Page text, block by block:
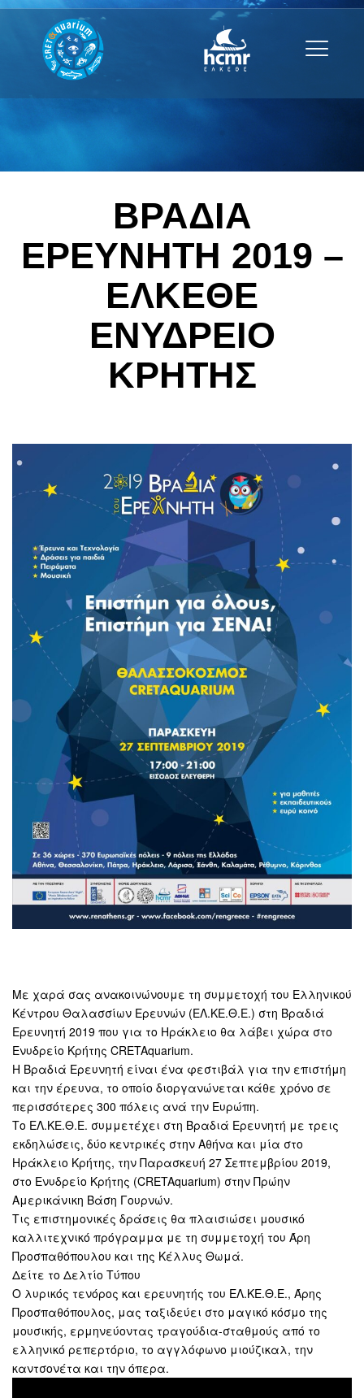
ΒΡΑΔΙΑ
ΕΡΕΥΝΗΤΗ 2019 –
ΕΛΚΕΘΕ
ΕΝΥΔΡΕΙΟ
ΚΡΗΤΗΣ
Με χαρά σας ανακοινώνουμε τη συμμετοχή του Ελληνικού
Κέντρου Θαλασσίων Ερευνών (ΕΛ.ΚΕ.Θ.Ε.) στη Βραδιά
Ερευνητή 2019 που για το Ηράκλειο θα λάβει χώρα στο
Ενυδρείο Κρήτης CRETAquarium.
Η Βραδιά Ερευνητή είναι ένα φεστιβάλ για την επιστήμη
και την έρευνα, το οποίο διοργανώνεται κάθε χρόνο σε
περισσότερες 300 πόλεις ανά την Ευρώπη.
Το ΕΛ.ΚΕ.Θ.Ε. συμμετέχει στη Βραδιά Ερευνητή με τρεις
εκδηλώσεις, δύο κεντρικές στην Αθήνα και μία στο
Ηράκλειο Κρήτης, την Παρασκευή 27 Σεπτεμβρίου 2019,
στο Ενυδρείο Κρήτης (CRETAquarium) στην Πρώην
Αμερικάνικη Βάση Γουρνών.
Τις επιστημονικές δράσεις θα πλαισιώσει μουσικό
καλλιτεχνικό πρόγραμμα με τη συμμετοχή του Άρη
Προσπαθόπουλου και της Κέλλυς Θωμά.
Δείτε το Δελτίο Τύπου
O λυρικός τενόρος και ερευνητής του ΕΛ.ΚΕ.Θ.Ε., Άρης
Προσπαθόπουλος, μας ταξιδεύει στο μαγικό κόσμο της
μουσικής, ερμηνεύοντας τραγούδια-σταθμούς από το
ελληνικό ρεπερτόριο, το αγγλόφωνο μιούζικαλ, την
καντσονέτα και την όπερα.